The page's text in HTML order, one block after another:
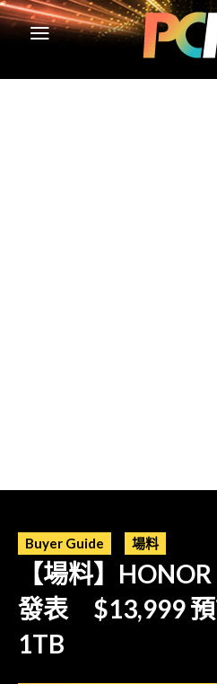
Buyer Guide 場料
【場料】
發表 $13,999 預
1TB